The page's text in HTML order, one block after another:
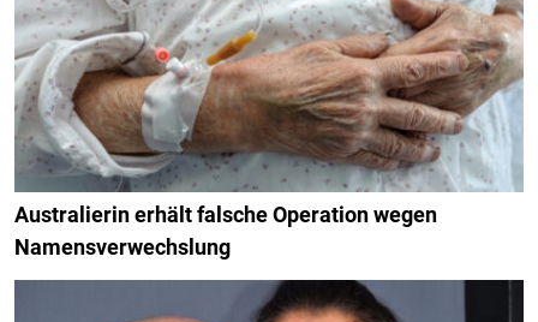
Australierin erhält falsche Operation wegen
Namensverwechslung